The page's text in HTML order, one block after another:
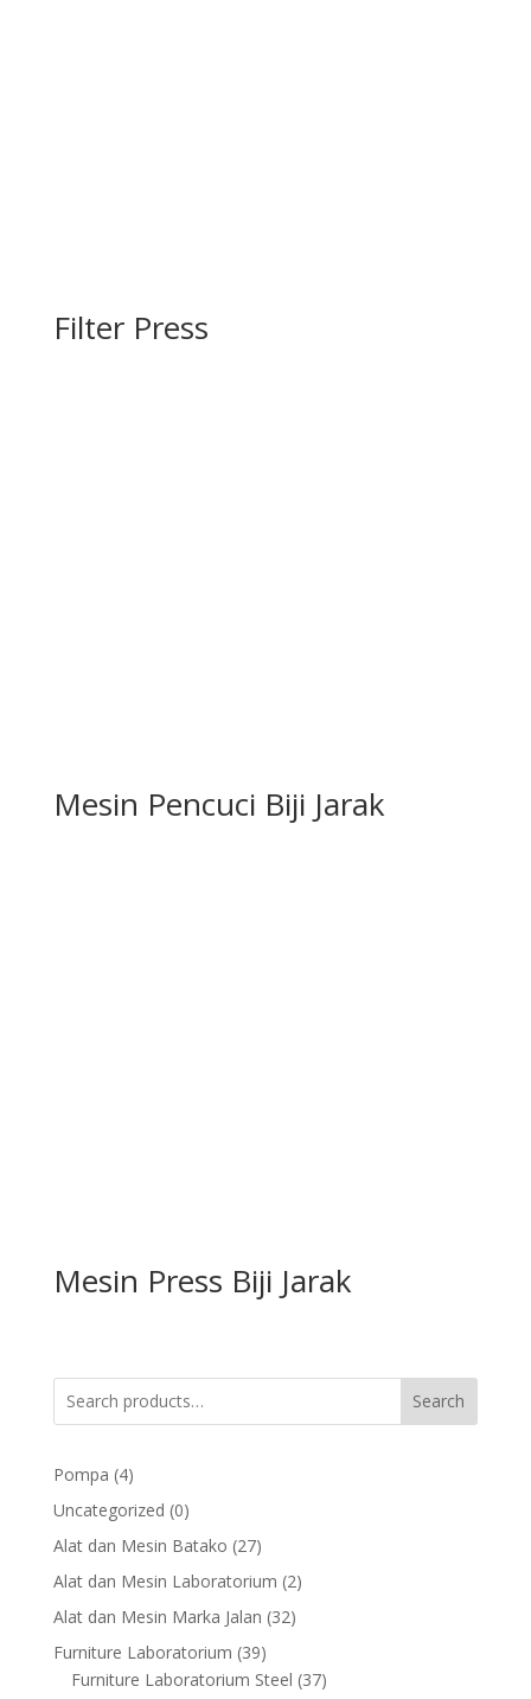
Filter Press
Mesin Pencuci Biji Jarak
Mesin Press Biji Jarak
Search
Pompa 44
products
Uncategorized 00
products
Alat dan Mesin Batako 2727
products
Alat dan Mesin Laboratorium 22
Alat dan Mesin Marka Jalan 3232
Furniture Laboratorium 3939
products
Furniture Laboratorium Steel 3737